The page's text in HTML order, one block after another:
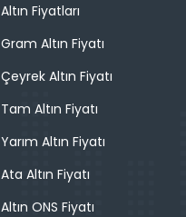
Altın Fiyatları
Gram Altın Fiyatı
Çeyrek Altın Fiyatı
Tam Altın Fiyatı
Yarım Altın Fiyatı
Ata Altın Fiyatı
Altın ONS Fiyatı